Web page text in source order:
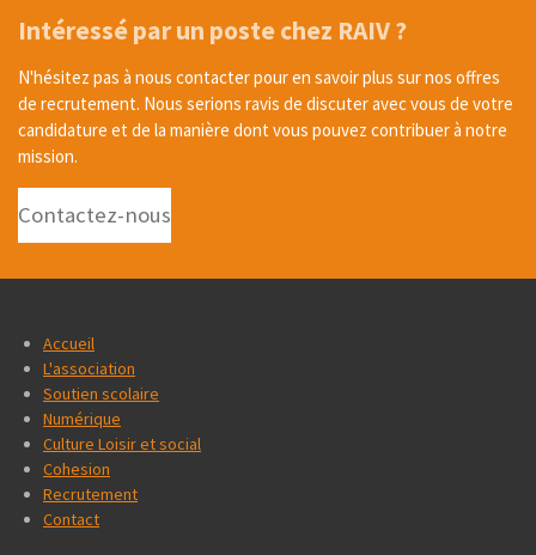
Intéressé par un poste chez RAIV ?
N'hésitez pas à nous contacter pour en savoir plus sur nos offres
de recrutement. Nous serions ravis de discuter avec vous de votre
candidature et de la manière dont vous pouvez contribuer à notre
mission.
Contactez-nous
Accueil
L'association
Soutien scolaire
Numérique
Culture Loisir et social
Cohesion
Recrutement
Contact